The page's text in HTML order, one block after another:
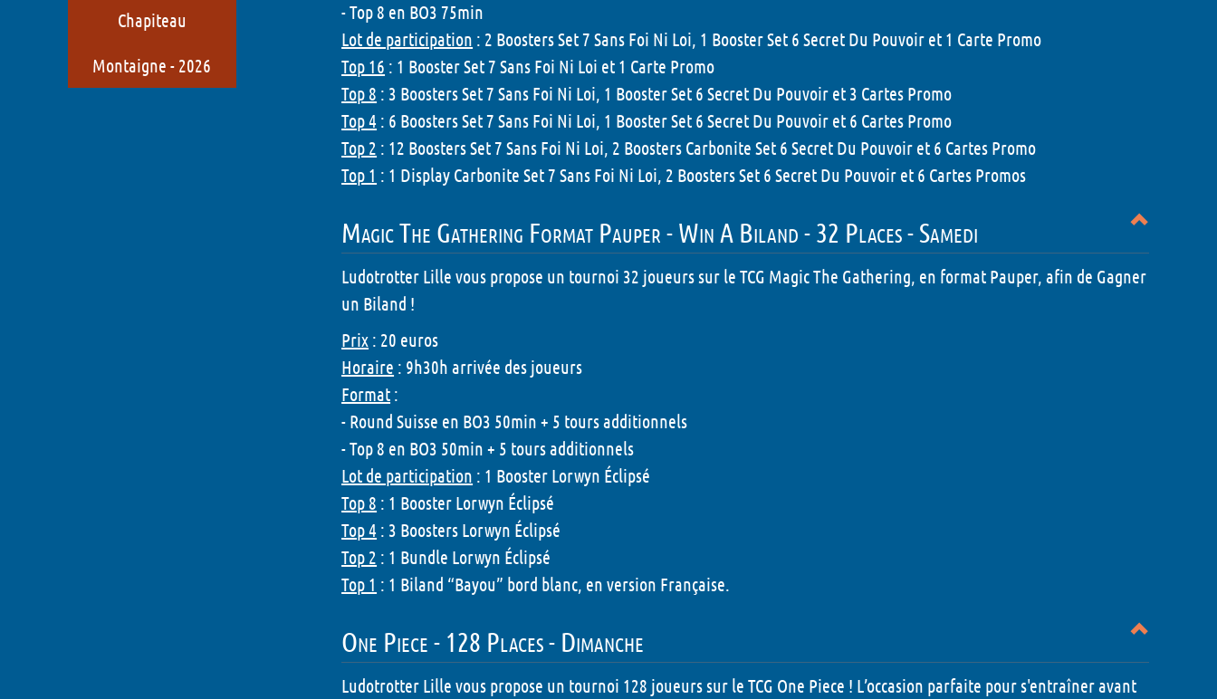
Chapiteau
Montaigne - 2026
- Top 8 en BO3 75min
Lot de participation : 2 Boosters Set 7 Sans Foi Ni Loi, 1 Booster Set 6 Secret Du Pouvoir et 1 Carte Promo
Top 16 : 1 Booster Set 7 Sans Foi Ni Loi et 1 Carte Promo
Top 8 : 3 Boosters Set 7 Sans Foi Ni Loi, 1 Booster Set 6 Secret Du Pouvoir et 3 Cartes Promo
Top 4 : 6 Boosters Set 7 Sans Foi Ni Loi, 1 Booster Set 6 Secret Du Pouvoir et 6 Cartes Promo
Top 2 : 12 Boosters Set 7 Sans Foi Ni Loi, 2 Boosters Carbonite Set 6 Secret Du Pouvoir et 6 Cartes Promo
Top 1 : 1 Display Carbonite Set 7 Sans Foi Ni Loi, 2 Boosters Set 6 Secret Du Pouvoir et 6 Cartes Promos
Magic The Gathering Format Pauper - Win A Biland - 32 Places - Samedi
Ludotrotter Lille vous propose un tournoi 32 joueurs sur le TCG Magic The Gathering, en format Pauper, afin de Gagner
un Biland !
Prix : 20 euros
Horaire : 9h30h arrivée des joueurs
Format :
- Round Suisse en BO3 50min + 5 tours additionnels
- Top 8 en BO3 50min + 5 tours additionnels
Lot de participation : 1 Booster Lorwyn Éclipsé
Top 8 : 1 Booster Lorwyn Éclipsé
Top 4 : 3 Boosters Lorwyn Éclipsé
Top 2 : 1 Bundle Lorwyn Éclipsé
Top 1 : 1 Biland “Bayou” bord blanc, en version Française.
One Piece - 128 Places - Dimanche
Ludotrotter Lille vous propose un tournoi 128 joueurs sur le TCG One Piece ! L’occasion parfaite pour s'entraîner avant